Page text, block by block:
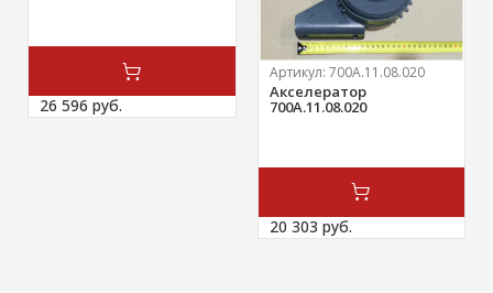
26 596 руб.
Артикул: 700А.11.08.020
Акселератор
700А.11.08.020
20 303 руб.